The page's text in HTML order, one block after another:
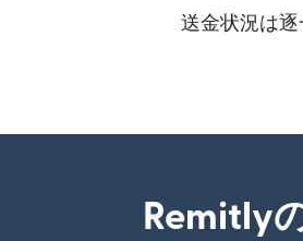
送金状況は逐
Remitly